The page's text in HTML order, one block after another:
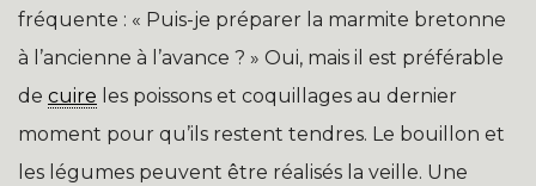
fréquente : « Puis-je préparer la marmite bretonne
à l’ancienne à l’avance ? » Oui, mais il est préférable
de cuire les poissons et coquillages au dernier
moment pour qu’ils restent tendres. Le bouillon et
les légumes peuvent être réalisés la veille. Une